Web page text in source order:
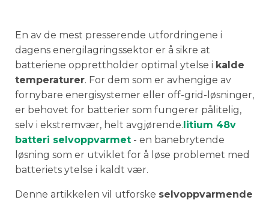
En av de mest presserende utfordringene i
dagens energilagringssektor er å sikre at
batteriene opprettholder optimal ytelse i kalde
temperaturer. For dem som er avhengige av
fornybare energisystemer eller off-grid-løsninger,
er behovet for batterier som fungerer pålitelig,
selv i ekstremvær, helt avgjørende. litium 48v
batteri selvoppvarmet - en banebrytende
løsning som er utviklet for å løse problemet med
batteriets ytelse i kaldt vær.
Denne artikkelen vil utforske selvoppvarmende